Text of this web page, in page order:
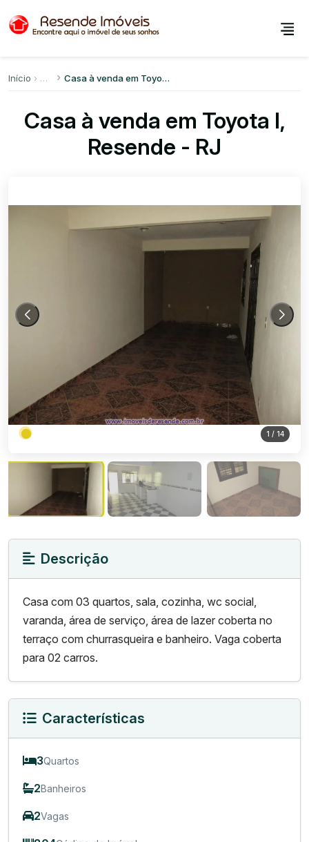
Início Casa à venda em Toyota I
Casa à venda em Toyota I,
Resende - RJ
1 / 14
Descrição
Casa com 03 quartos, sala, cozinha, wc social,
varanda, área de serviço, área de lazer coberta no
terraço com churrasqueira e banheiro. Vaga coberta
para 02 carros.
Características
3Quartos
2Banheiros
2Vagas